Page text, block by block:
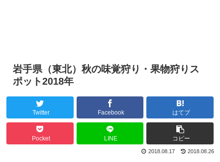
岩手県（東北）秋の味覚狩り・果物狩りス
ポット2018年
Twitter Facebook はてブ
Pocket LINE コピー
2018.08.26
2018.08.17